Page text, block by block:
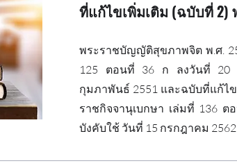
ที่แก้ไขเพิ่มเติม (ฉบับที่ 2)
พระราชบัญญัติสุขภาพจิต พ.ศ.
125 ตอนที่ 36 ก ลงวันที่ 20
กุมภาพันธ์ 2551 และฉบับที่แก้ไ
ราชกิจจานุเบกษา เล่มที่ 136
บังคับใช้ วันที่ 15 กรกฎาคม